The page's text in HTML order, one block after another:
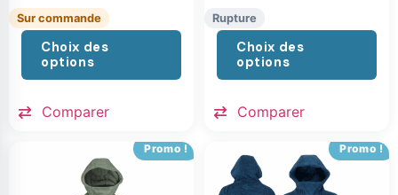
Sur commande
Choix des
options
Comparer
Rupture
Choix des
options
Comparer
Promo ! Promo !